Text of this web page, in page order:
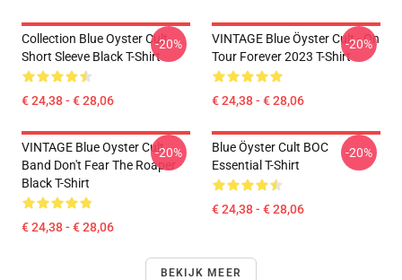
Collection Blue Oyster Cult
Short Sleeve Black T-Shirt
€ 24,38 - € 28,06
-20%
VINTAGE Blue Öyster Cult - On
Tour Forever 2023 T-Shirt
€ 24,38 - € 28,06
-20%
VINTAGE Blue Oyster Cult
Band Don't Fear The Roaper
Black T-Shirt
€ 24,38 - € 28,06
-20%
Blue Öyster Cult BOC
Essential T-Shirt
€ 24,38 - € 28,06
-20%
BEKIJK MEER